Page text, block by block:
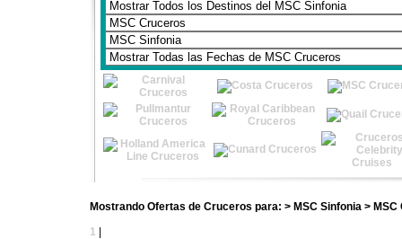
Mostrando Ofertas de Cruceros para: > MSC Sinfonia >
1